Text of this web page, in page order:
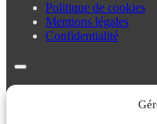
Politique de cookies
Mentions légales
Confidentialité
Politique de cookies